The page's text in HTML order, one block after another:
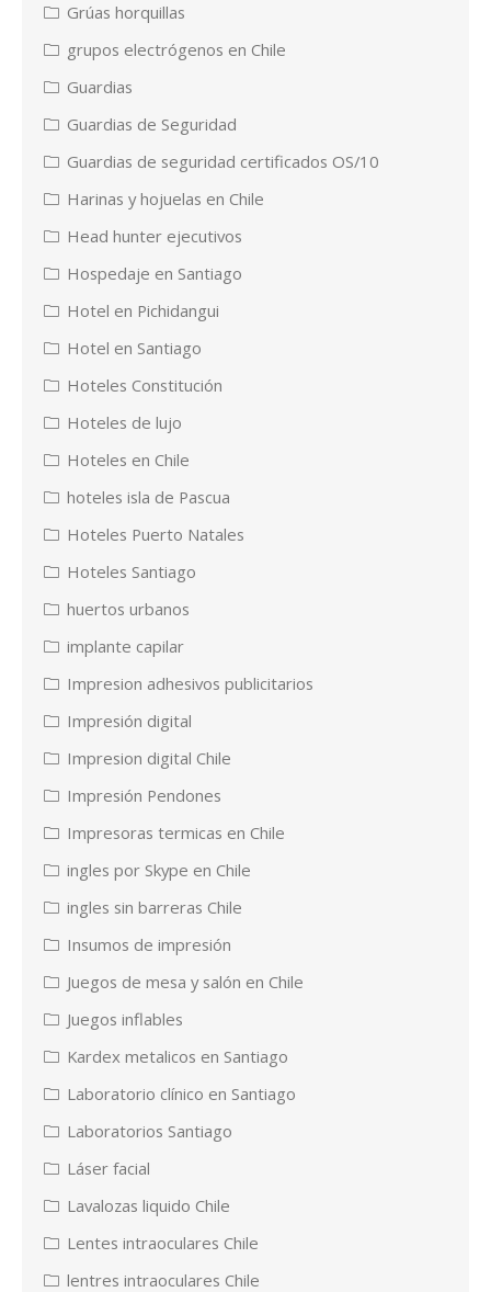
Grúas horquillas
grupos electrógenos en Chile
Guardias
Guardias de Seguridad
Guardias de seguridad certificados OS/10
Harinas y hojuelas en Chile
Head hunter ejecutivos
Hospedaje en Santiago
Hotel en Pichidangui
Hotel en Santiago
Hoteles Constitución
Hoteles de lujo
Hoteles en Chile
hoteles isla de Pascua
Hoteles Puerto Natales
Hoteles Santiago
huertos urbanos
implante capilar
Impresion adhesivos publicitarios
Impresión digital
Impresion digital Chile
Impresión Pendones
Impresoras termicas en Chile
ingles por Skype en Chile
ingles sin barreras Chile
Insumos de impresión
Juegos de mesa y salón en Chile
Juegos inflables
Kardex metalicos en Santiago
Laboratorio clínico en Santiago
Laboratorios Santiago
Láser facial
Lavalozas liquido Chile
Lentes intraoculares Chile
lentres intraoculares Chile